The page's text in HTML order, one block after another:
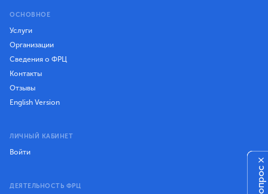
ОСНОВНОЕ
Услуги
Организации
Сведения о ФРЦ
Контакты
Отзывы
English Version
ЛИЧНЫЙ КАБИНЕТ
Войти
ДЕЯТЕЛЬНОСТЬ ФРЦ
×